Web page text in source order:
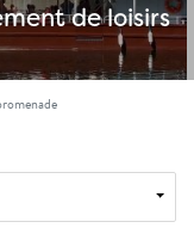
de loisirs